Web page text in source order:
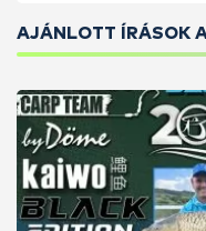
AJÁNLOTT ÍRÁSOK